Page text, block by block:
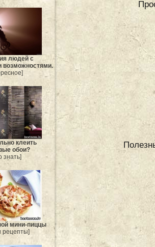
людей с
возможностями.
клеить
обои?
знать]
мини-пиццы
рецепты]